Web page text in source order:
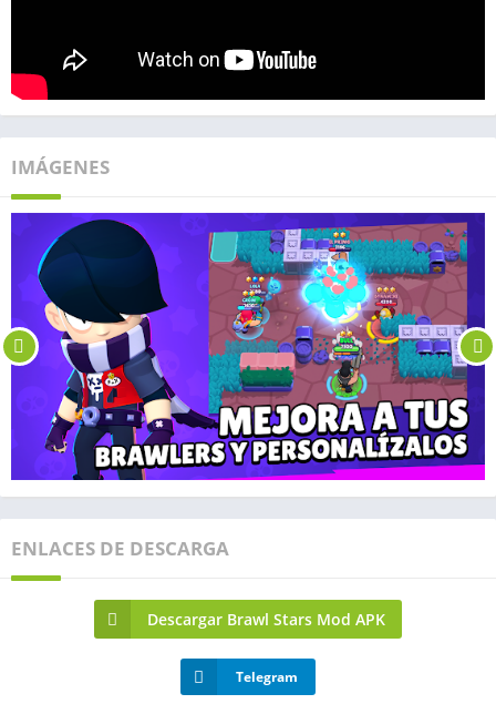
IMÁGENES
ENLACES DE DESCARGA
Descargar Brawl Stars Mod APK
Telegram